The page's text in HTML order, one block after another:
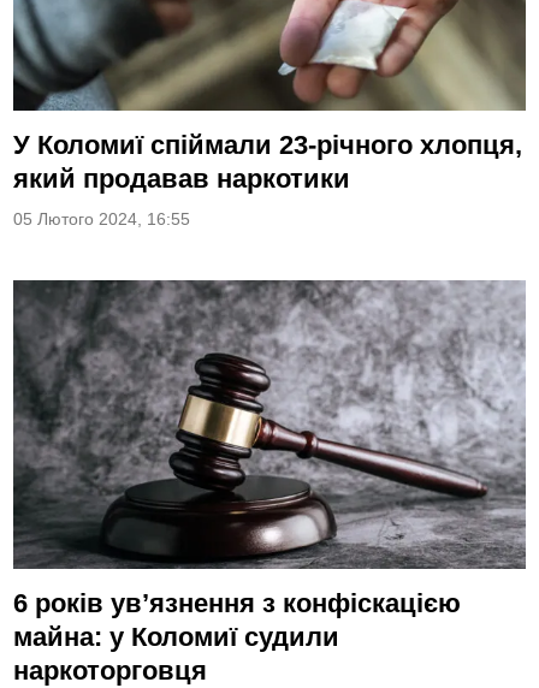
У Коломиї спіймали 23-річного хлопця,
який продавав наркотики
05 Лютого 2024, 16:55
6 років ув’язнення з конфіскацією
майна: у Коломиї судили
наркоторговця